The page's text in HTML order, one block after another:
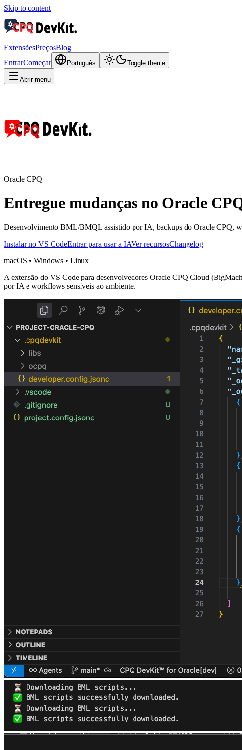
Skip to content
ExtensõesPreçosBlog
EntrarComeçar Português Toggle theme
Abrir menu
Oracle CPQ
Entregue mudanças no Oracle
Desenvolvimento BML/BMQL assistido por IA, backups do Oracle CPQ,
Instalar no VS CodeEntrar para usar a IAVer recursosChangelog
macOS • Windows • Linux
A extensão do VS Code para desenvolvedores Oracle CPQ Cloud
por IA e workflows sensíveis ao ambiente.